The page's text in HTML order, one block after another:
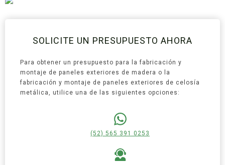
SOLICITE UN PRESUPUESTO AHORA
Para obtener un presupuesto para la fabricación y
montaje de paneles exteriores de madera o la
fabricación y montaje de paneles exteriores de celosía
metálica, utilice una de las siguientes opciones:
(52) 565 391 0253